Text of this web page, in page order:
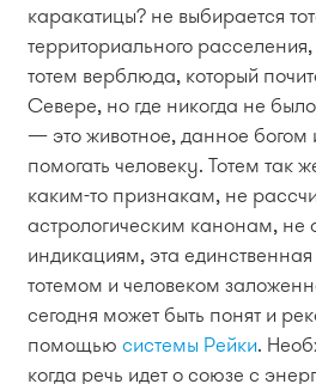
каракатицы? не выбирается
территориального
тотем верблюда, который
Севере, но где никогда не
— это животное, данное
помогать человеку. Тотем так
каким-то признакам, не
астрологическим канонам, не
индикациям, эта
тотемом и человеком
сегодня может быть понят и
помощью системы Рейки.
когда речь идет о союзе с